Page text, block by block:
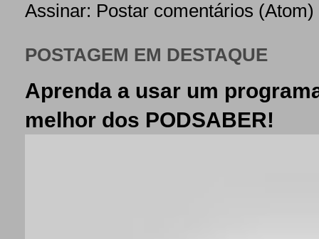
Assinar: Postar comentários (Atom)
POSTAGEM EM DESTAQUE
Aprenda a usar um
melhor dos PODSABER!